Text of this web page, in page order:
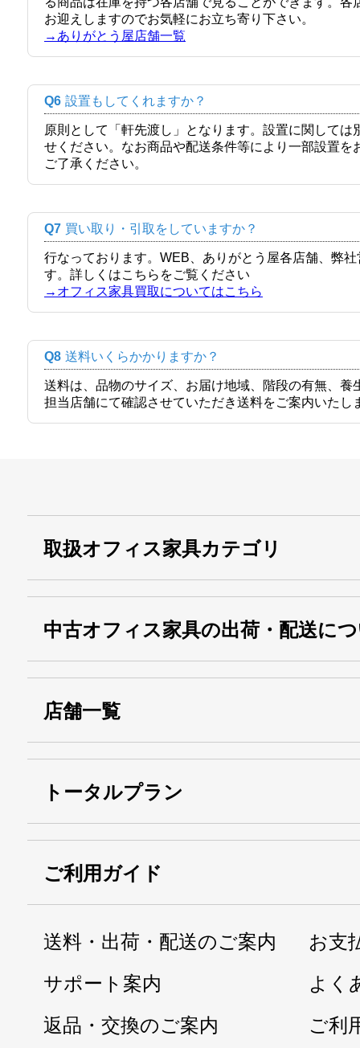
お迎えしますのでお気軽にお立ち寄り下さい。
→ありがとう屋店舗一覧
Q6 設置もしてくれますか？
原則として「軒先渡し」となります。設置に関して
せください。なお商品や配送条件等により一部設置
ご了承ください。
Q7 買い取り・引取をしていますか？
行なっております。WEB、ありがとう屋各店舗、弊
す。詳しくはこちらをご覧ください
→オフィス家具買取についてはこちら
Q8 送料いくらかかりますか？
送料は、品物のサイズ、お届け地域、階段の有無、
担当店舗にて確認させていただき送料をご案内いたし
取扱オフィス家具カテゴリ
中古オフィス家具の出荷・配送に
店舗一覧
トータルプラン
ご利用ガイド
送料・出荷・配送のご案内
お支
サポート案内
よく
返品・交換のご案内
ご利